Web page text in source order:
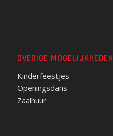
OVERIGE MOGELIJKHEDEN
Kinderfeestjes
Openingsdans
Zaalhuur